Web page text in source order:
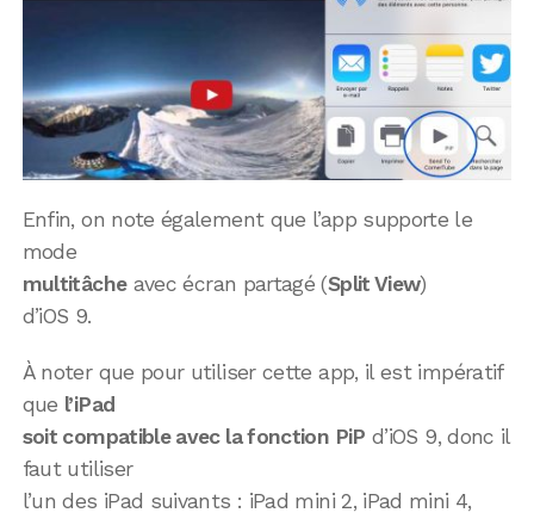
Enfin, on note également que l’app supporte le
mode
multitâcheavec écran partagé (Split View)
d’iOS 9.
À noter que pour utiliser cette app, il est impératif
que l’iPad
soit compatible avec la fonction PiP d’iOS 9, donc il
faut utiliser
l’un des iPad suivants : iPad mini 2, iPad mini 4,